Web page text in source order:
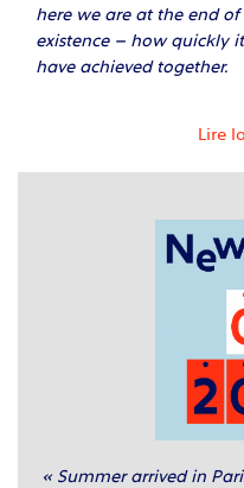
here we are at the end of
existence – how quickly
have achieved together.
Lire
« Summer arrived in